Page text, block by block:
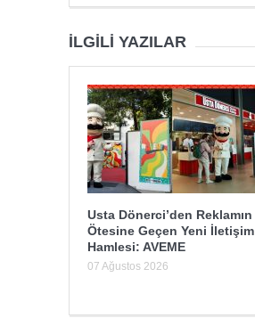
İLGILI YAZILAR
Usta Dönerci’den Reklamın
Ötesine Geçen Yeni İletişim
Hamlesi: AVEME
07 Ağustos 2026